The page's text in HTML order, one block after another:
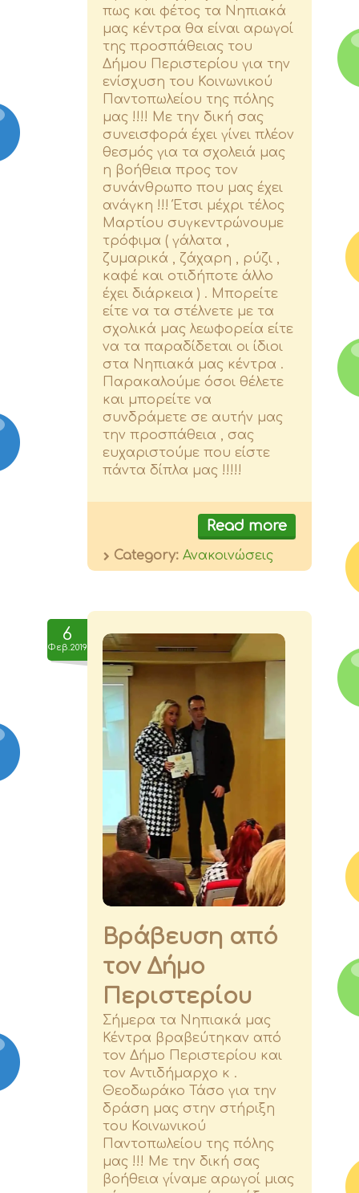
πως και φέτος τα Νηπιακά
μας κέντρα θα είναι αρωγοί
της προσπάθειας του
Δήμου Περιστερίου για την
ενίσχυση του Κοινωνικού
Παντοπωλείου της πόλης
μας !!!! Με την δική σας
συνεισφορά έχει γίνει πλέον
θεσμός για τα σχολειά μας
η βοήθεια προς τον
συνάνθρωπο που μας έχει
ανάγκη !!! Έτσι μέχρι τέλος
Μαρτίου συγκεντρώνουμε
τρόφιμα ( γάλατα ,
ζυμαρικά , ζάχαρη , ρύζι ,
καφέ και οτιδήποτε άλλο
έχει διάρκεια ) . Μπορείτε
είτε να τα στέλνετε με τα
σχολικά μας λεωφορεία είτε
να τα παραδίδεται οι ίδιοι
στα Νηπιακά μας κέντρα .
Παρακαλούμε όσοι θέλετε
και μπορείτε να
συνδράμετε σε αυτήν μας
την προσπάθεια , σας
ευχαριστούμε που είστε
πάντα δίπλα μας !!!!!
Read more
Category: Ανακοινώσεις
6
Φεβ.2019
Βράβευση από
τον Δήμο
Περιστερίου
Σήμερα τα Νηπιακά μας
Κέντρα βραβεύτηκαν από
τον Δήμο Περιστερίου και
τον Αντιδήμαρχο κ .
Θεοδωράκο Τάσο για την
δράση μας στην στήριξη
του Κοινωνικού
Παντοπωλείου της πόλης
μας !!! Με την δική σας
βοήθεια γίναμε αρωγοί μιας